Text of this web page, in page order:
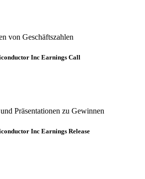
von Geschäftszahlen
Inc Earnings Call
Präsentationen zu Gewinnen
Inc Earnings Release